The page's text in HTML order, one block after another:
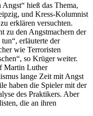
hieß das Thema,
und Kress-Kolumnist
erklären versuchten.
zu den Angstmachern der
erläuterte der
wie Terroristen
so Krüger weiter.
Martin Luther
lange Zeit mit Angst
haben die Spieler mit der
des Praktikers. Aber
die an ihren